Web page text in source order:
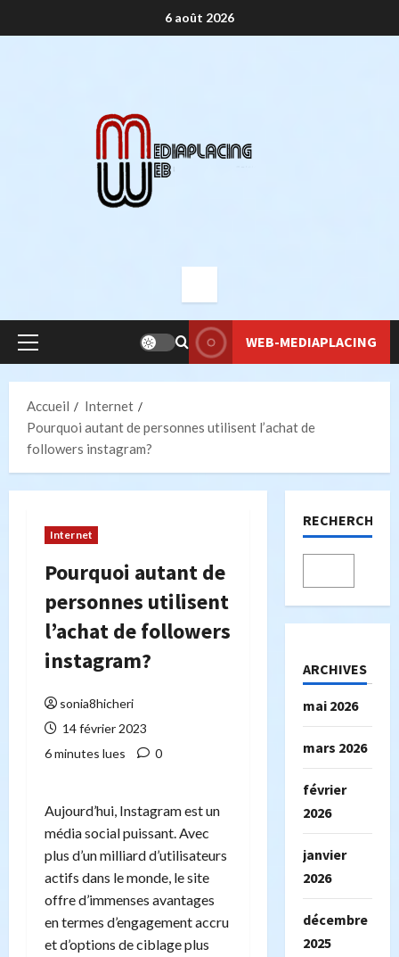
au
6 août 2026
Menu
WEB-MEDIAPLACING
Accueil
Internet
Pourquoi autant de personnes utilisent l’achat de
followers instagram?
Internet
Pourquoi autant de
personnes utilisent
l’achat de followers
instagram?
sonia8hicheri
14 février 2023
6 minutes lues
0
Aujourd’hui, Instagram est un
média social puissant. Avec
plus d’un milliard d’utilisateurs
actifs dans le monde, le site
offre d’immenses avantages
en termes d’engagement accru
et d’options de ciblage plus
RECHERCHER
ARCHIVES
mai 2026
mars 2026
février
2026
janvier
2026
décembre
2025